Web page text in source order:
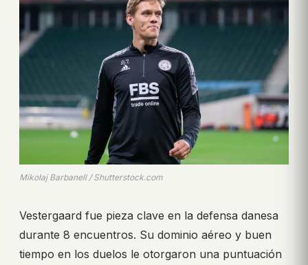
Mikolaj Barbanell / Shutterstock.com
Vestergaard fue pieza clave en la defensa danesa
durante 8 encuentros. Su dominio aéreo y buen
tiempo en los duelos le otorgaron una puntuación